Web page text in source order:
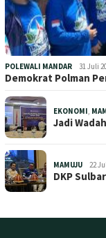
POLEWALI MANDAR 31 Juli
Demokrat Polman
EKONOMI
Jadi
MAMUJU 22
DKP